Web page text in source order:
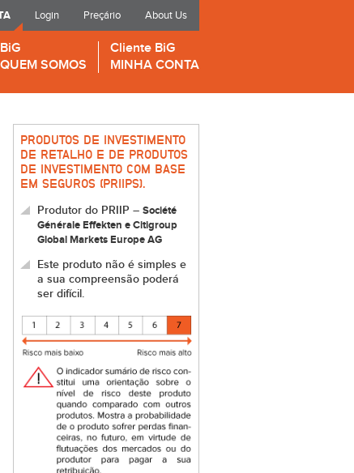
Login Preçário About Us
BiG
QUEM SOMOS
Cliente BiG
MINHA CONTA
PRODUTOS DE INVESTIMENTO
DE RETALHO E DE PRODUTOS
DE INVESTIMENTO COM BASE
EM SEGUROS (PRIIPS).
Produtor do PRIIP – Société
Générale Effekten e Citigroup
Global Markets Europe AG
Este produto não é simples e
a sua compreensão poderá
ser difícil.